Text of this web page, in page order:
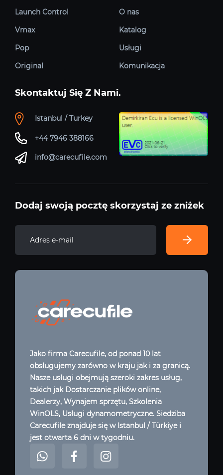
Launch Control
Vmax
Pop
Original
O nas
Katalog
Usługi
Komunikacja
Skontaktuj Się Z Nami.
Istanbul / Turkey
+44 7946 388166
info@carecufile.com
Dodaj swoją pocztę skorzystaj ze zniżek
Jako firma Carecufile, od ponad 10 lat
obsługujemy zarówno w kraju jak i za granicą.
Nasze usługi obejmują szeroki zakres usług,
takich jak Dostarczanie plików online,
Dealerzy, Wynajem sprzętu, Szkolenia
WinOLS, Usługi dynamometryczne. Siedziba
Carecufile znajduje się w Istanbul / Türkiye i
jest otwarta 6 dni w tygodniu.